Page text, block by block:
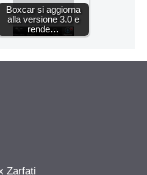
Boxcar si aggiorna
alla versione 3.0 e
rende…
Zarfati